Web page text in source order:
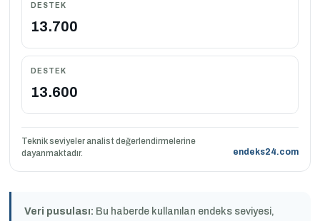
DESTEK
13.700
DESTEK
13.600
Teknik seviyeler analist değerlendirmelerine
dayanmaktadır.
endeks24.com
Veri pusulası: Bu haberde kullanılan endeks seviyesi,